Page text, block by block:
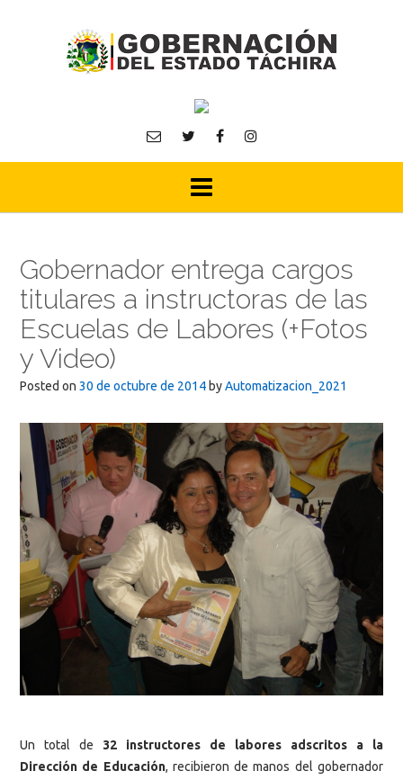
Gobernador entrega cargos
titulares a instructoras de las
Escuelas de Labores (+Fotos
y Video)
Posted on 30 de octubre de 2014 byAutomatizacion_2021
Un total de 32 instructores de labores adscritos a la
Dirección de Educación, recibieron de manos del gobernador